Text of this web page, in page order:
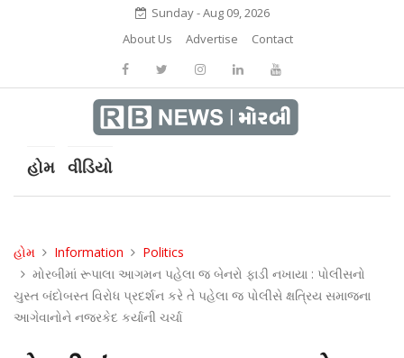
Sunday - Aug 09, 2026
About Us
Advertise Contact
હોમ વીડિયો
હોમ Information
Politics
મોરબીમાં રૂપાલા આગમન પહેલા જ બેનરો ફાડી નખાયા : પોલીસનો
ચુસ્ત બંદોબસ્ત વિરોધ પ્રદર્શન કરે તે પહેલા જ પોલીસે ક્ષત્રિય સમાજના
આગેવાનોને નજરકેદ કર્યાની ચર્ચા